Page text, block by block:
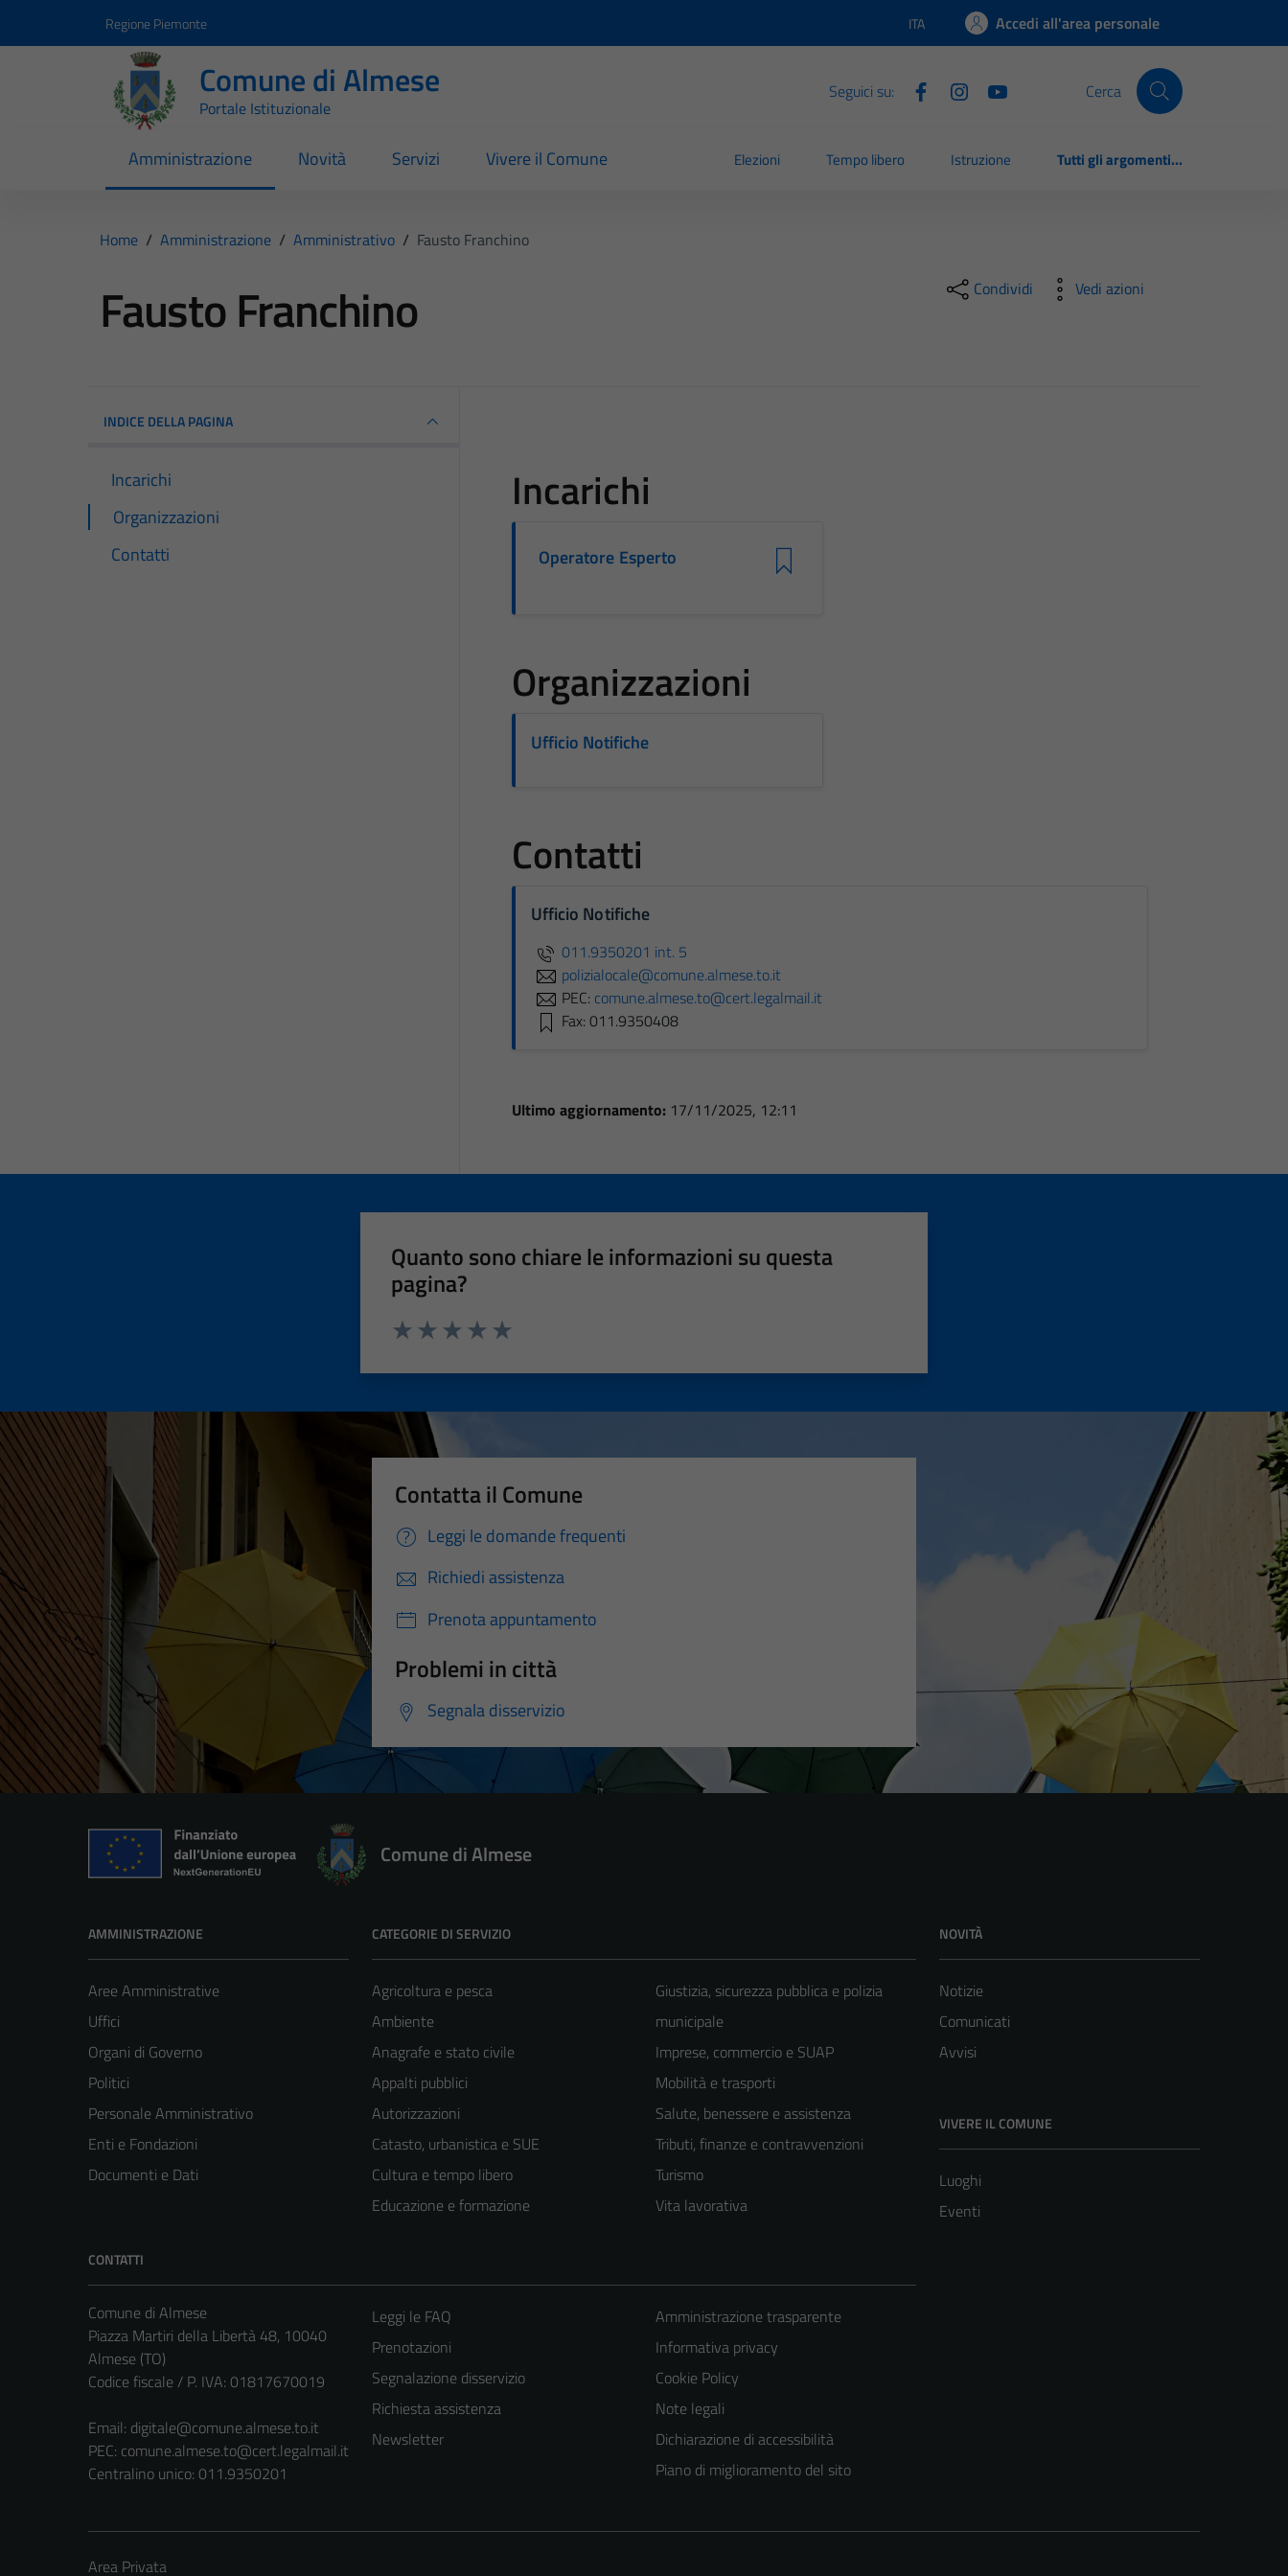
Regione Piemonte Lingua attiva:
ITA Accedi all'area personale
Comune di Almese
Portale Istituzionale
Seguici su: Cerca
Amministrazione Novità Servizi Vivere il Comune Elezioni Tempo libero Istruzione Tutti gli argomenti...
Home / Amministrazione / Amministrativo / Fausto Franchino
Fausto Franchino Condividi Vedi azioni
INDICE DELLA PAGINA
Incarichi
Organizzazioni
Contatti
Incarichi
Operatore Esperto
Organizzazioni
Ufficio Notifiche
Contatti
Ufficio Notifiche
011.9350201 int. 5
polizialocale@comune.almese.to.it
PEC: comune.almese.to@cert.legalmail.it
Fax: 011.9350408
Ultimo aggiornamento: 17/11/2025, 12:11
Quanto sono chiare le informazioni su questa
pagina?
Contatta il Comune
Leggi le domande frequenti
Richiedi assistenza
Prenota appuntamento
Problemi in città
Segnala disservizio
Comune di Almese
AMMINISTRAZIONE
Aree Amministrative
Uffici
Organi di Governo
Politici
Personale Amministrativo
Enti e Fondazioni
Documenti e Dati
CATEGORIE DI SERVIZIO
Agricoltura e pesca
Ambiente
Anagrafe e stato civile
Appalti pubblici
Autorizzazioni
Catasto, urbanistica e SUE
Cultura e tempo libero
Educazione e formazione
Giustizia, sicurezza pubblica e polizia
municipale
Imprese, commercio e SUAP
Mobilità e trasporti
Salute, benessere e assistenza
Tributi, finanze e contravvenzioni
Turismo
Vita lavorativa
NOVITÀ
Notizie
Comunicati
Avvisi
VIVERE IL COMUNE
Luoghi
Eventi
CONTATTI
Comune di Almese
Piazza Martiri della Libertà 48, 10040
Almese (TO)
Codice fiscale / P. IVA: 01817670019
Email: digitale@comune.almese.to.it
PEC: comune.almese.to@cert.legalmail.it
Centralino unico: 011.9350201
Leggi le FAQ
Prenotazioni
Segnalazione disservizio
Richiesta assistenza
Newsletter
Amministrazione trasparente
Informativa privacy
Cookie Policy
Note legali
Dichiarazione di accessibilità
Piano di miglioramento del sito
Area Privata